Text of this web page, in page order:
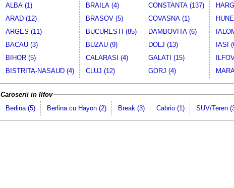
ALBA (1)
ARAD (12)
ARGES (11)
BACAU (3)
BIHOR (5)
BISTRITA-NASAUD (4)
BRAILA (4)
BRASOV (5)
BUCURESTI (85)
BUZAU (9)
CALARASI (4)
CLUJ (12)
CONSTANTA (137)
COVASNA (1)
DAMBOVITA (6)
DOLJ (13)
GALATI (15)
GORJ (4)
IASI
Caroserii in Ilfov
Berlina (5)
Berlina cu Hayon (2) Break (3) Cabrio (1) SUV/Teren